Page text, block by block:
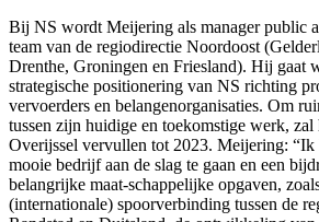
Bij NS wordt Meijering als manager public
team van de regiodirectie Noordoost
Drenthe, Groningen en Friesland). Hij gaat
strategische positionering van NS richting
vervoerders en belangenorganisaties. Om
tussen zijn huidige en toekomstige werk,
Overijssel vervullen tot 2023. Meijering:
mooie bedrijf aan de slag te gaan en een
belangrijke maat-schappelijke opgaven,
(internationale) spoorverbinding tussen de